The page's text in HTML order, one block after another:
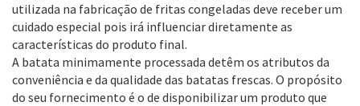
utilizada na fabricação de fritas congeladas deve receber um
cuidado especial pois irá influenciar diretamente as
características do produto final.
A batata minimamente processada detêm os atributos da
conveniência e da qualidade das batatas frescas. O propósito
do seu fornecimento é o de disponibilizar um produto que